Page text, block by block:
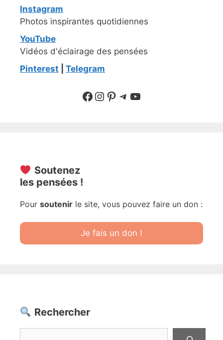
Instagram
Photos inspirantes quotidiennes
YouTube
Vidéos d'éclairage des pensées
Pinterest
Telegram
Suivre sur Facebook
Suivre sur Instagram
Pinterest
Sur Telegram
YouTube
Soutenez
les pensées !
Pour soutenir le site, vous pouvez faire un don :
Je fais un don !
Rechercher